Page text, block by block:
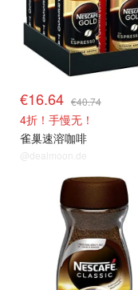
€16.64 €40.74
4折！手慢无！
雀巢速溶咖啡
@dealmoon.de